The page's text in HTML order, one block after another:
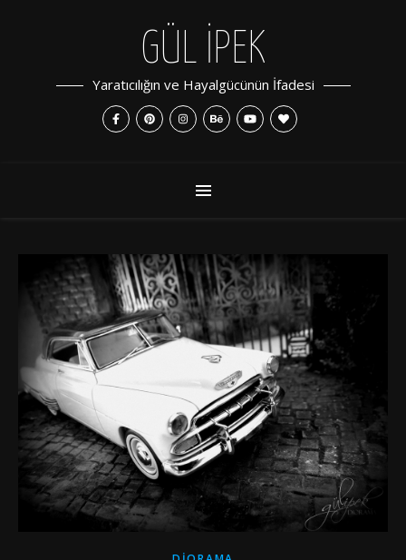
GÜL İPEK
Yaratıcılığın ve Hayalgücünün İfadesi